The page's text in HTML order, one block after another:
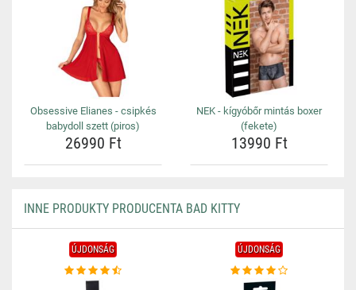
Obsessive Elianes - csipkés
babydoll szett (piros)
26990 Ft
NEK - kígyóbőr mintás boxer
(fekete)
13990 Ft
INNE PRODUKTY PRODUCENTA BAD KITTY
ÚJDONSÁG ÚJDONSÁG